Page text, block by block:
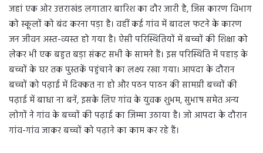
जहां एक ओर उत्तराखंड लगातार बारिश का दौर जारी है, जिस कारण विभाग
को स्कूलों को बंद करना पड़ा है। वहीं कई गांव में बादल फटने के कारण
जन जीवन अस्त-व्यस्त हो गया है। ऐसी परिस्थितियों में बच्चों की शिक्षा को
लेकर भी एक बहुत बड़ा संकट सभी के सामने हैं। इस परिस्थिति में पहाड़ के
बच्चों के घर तक पुस्तकें पहुंचाने का लक्ष्य रखा गया। आपदा के दौरान
बच्चों को पढ़ाई में दिक्कत ना हो और पठन पाठन की सामग्री बच्चों की
पढ़ाई में बाधा ना बनें, इसके लिए गांव के युवक शुभम, सुभाष समेत अन्य
लोगों ने गांव के बच्चों की पढ़ाई का जिम्मा उठाया है। जो आपदा के दौरान
गांव-गांव जाकर बच्चों को पढ़ाने का काम कर रहे हैं।